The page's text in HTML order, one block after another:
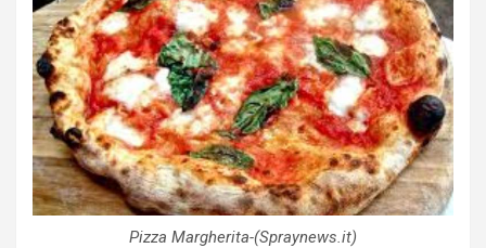
Pizza Margherita-(Spraynews.it)